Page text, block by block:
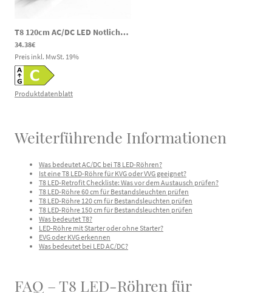
T8 120cm AC/DC LED Notlicht Röhre 18/20/25W 3000/4000/6000K 120-300V DC 85-265V AC
34.38€
Preis inkl. MwSt. 19%
Produktdatenblatt
Weiterführende Informationen
Was bedeutet AC/DC bei T8 LED-Röhren?
Ist eine T8 LED-Röhre für KVG oder VVG geeignet?
T8 LED-Retrofit Checkliste: Was vor dem Austausch prüfen?
T8 LED-Röhre 60 cm für Bestandsleuchten prüfen
T8 LED-Röhre 120 cm für Bestandsleuchten prüfen
T8 LED-Röhre 150 cm für Bestandsleuchten prüfen
Was bedeutet T8?
LED-Röhre mit Starter oder ohne Starter?
EVG oder KVG erkennen
Was bedeutet bei LED AC/DC?
FAQ – T8 LED-Röhren für